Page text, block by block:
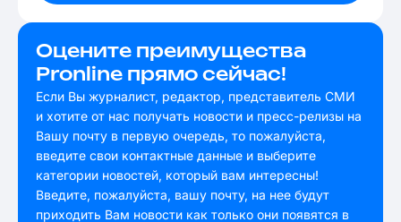
Оцените преимущества
Pronline прямо сейчас!
Если Вы журналист, редактор, представитель СМИ
и хотите от нас получать новости и пресс-релизы на
Вашу почту в первую очередь, то пожалуйста,
введите свои контактные данные и выберите
категории новостей, который вам интересны!
Введите, пожалуйста, вашу почту, на нее будут
приходить Вам новости как только они появятся в